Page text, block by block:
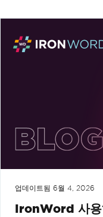
업데이트됨 6월 4, 2026
IronWord 사용